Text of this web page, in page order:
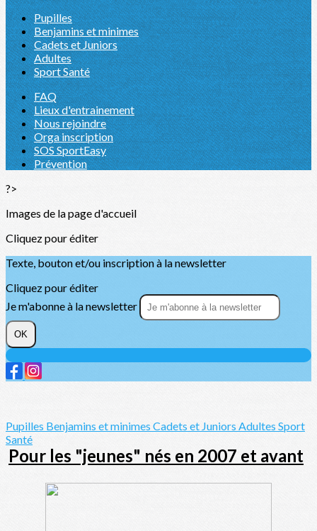
Pupilles
Benjamins et minimes
Cadets et Juniors
Adultes
Sport Santé
FAQ
Lieux d'entrainement
Nous rejoindre
Orga inscription
SOS SportEasy
Prévention
?>
Images de la page d'accueil
Cliquez pour éditer
Texte, bouton et/ou inscription à la newsletter
Cliquez pour éditer
Je m'abonne à la newsletter
OK
Pupilles Benjamins et minimes Cadets et Juniors Adultes Sport
Santé
Pour les "jeunes" nés en 2007 et avant